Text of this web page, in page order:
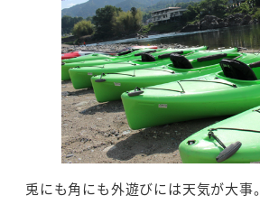
兎にも角にも外遊びには天気が大事。